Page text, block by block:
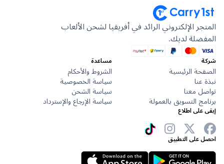
الإلكتروني الرائد في أفريقيا لشحن الألعاب
لديك.
الرئيسية
معنا
التسويق بالعمولة
مساعدة
الشروط والأحكام
سياسة الخصوصية
سياسة الشحن
سياسة الإرجاع والإسترداد
اطلاع
على التطبيق